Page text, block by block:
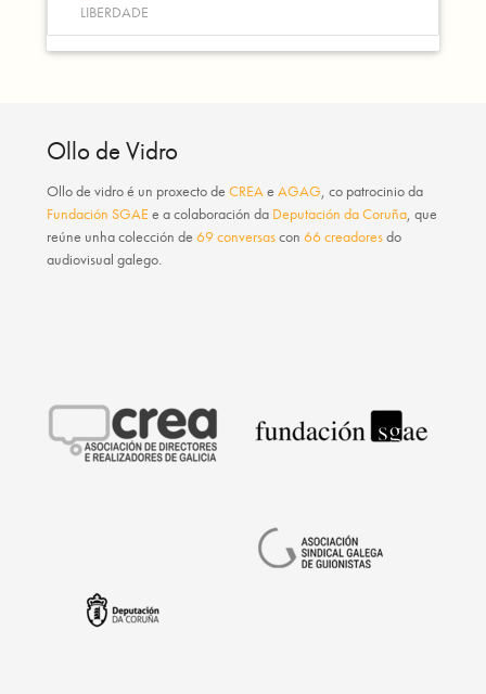
LIBERDADE
Ollo de Vidro
Ollo de vidroé un proxecto deCREA eAGAG , co patrocinio da
Fundación SGAE e a colaboración da Deputación da Coruña , que
reúne unha colección de69 conversascon66 creadoresdo
audiovisual galego.